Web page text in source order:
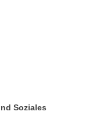
Soziales